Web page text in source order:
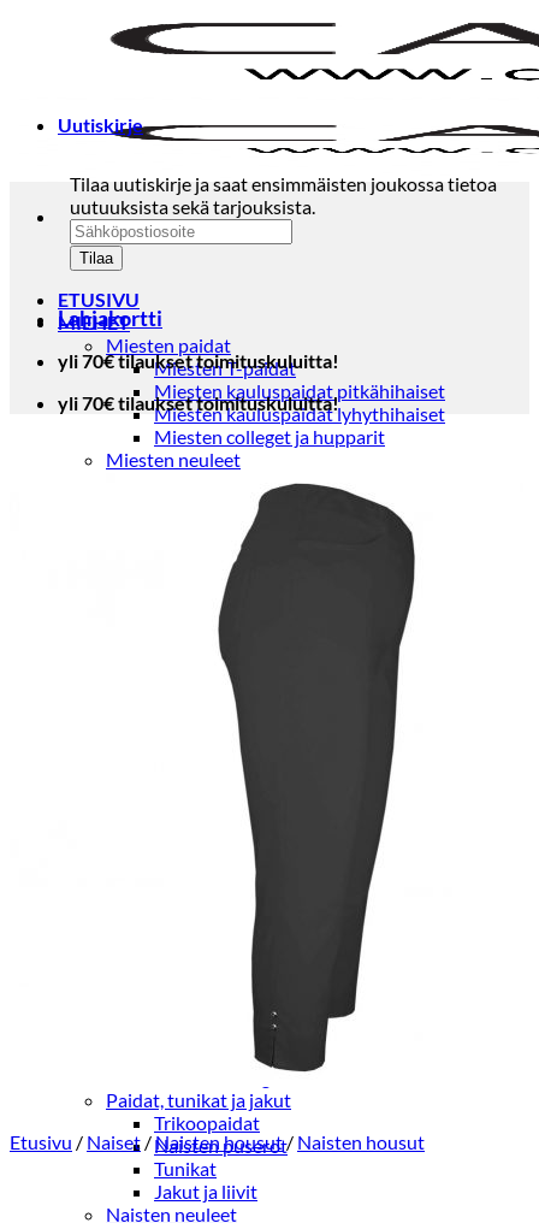
ETUSIVU
MIEHET
Miesten paidat
Miesten T-paidat
Miesten kauluspaidat pitkähihaiset
Miesten kauluspaidat lyhythihaiset
Miesten colleget ja hupparit
Miesten neuleet
Miesten neulepuserot
Miesten neuletakit
Puvuntakit ja blazerit
Miesten housut
Miesten housut
Miesten farkut
Miesten collegehousut
Miesten shortsit
Miesten asusteet
Vyöt ja olkaimet
Solmiot, rusetit ja taskuliinat
Miesten päähineet, huivit ja käsineet
Miesten yöasut ja alusvaatteet
Miesten alusvaatteet
Miesten sukat
Miesten yöasut
Miesten aamutakit ja kylpytakit
Miesten nahkatakit
Miesten kevät-ja syystakit
Miesten villakangastakit
Miesten talvitakit
Naisten colleget
Paidat, tunikat ja jakut
Trikoopaidat
Naisten puserot
Tunikat
Jakut ja liivit
Naisten neuleet
Uutiskirje
Tilaa uutiskirje ja saat ensimmäisten joukossa tietoa
uutuuksista sekä tarjouksista.
Lahjakortti
yli 70€ tilaukset toimituskuluitta!
yli 70€ tilaukset toimituskuluitta!
Etusivu / Naiset /Naisten housut/ Naisten housut